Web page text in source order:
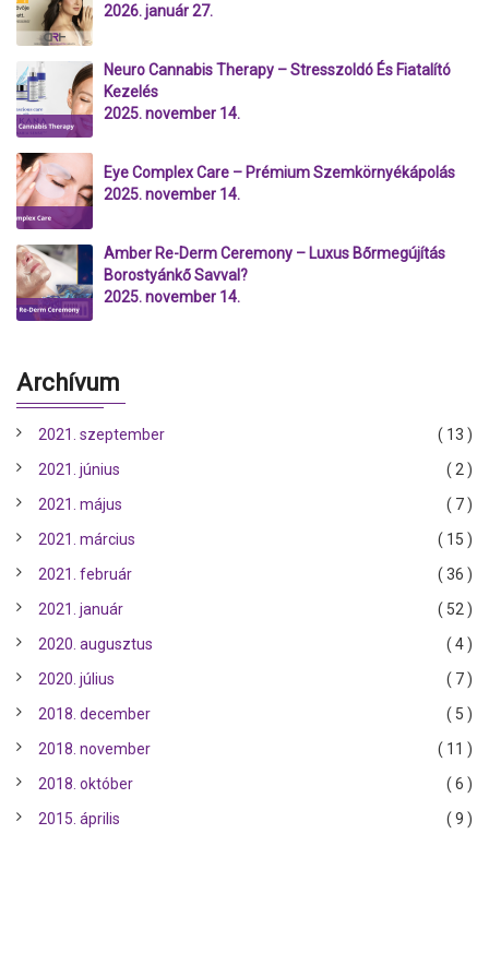
2026. január 27.
Neuro Cannabis Therapy – Stresszoldó És Fiatalító
Kezelés
2025. november 14.
Eye Complex Care – Prémium Szemkörnyékápolás
2025. november 14.
Amber Re-Derm Ceremony – Luxus Bőrmegújítás
Borostyánkő Savval?
2025. november 14.
Archívum
2021. szeptember
( 13 )
2021. június
( 2 )
2021. május
( 7 )
2021. március
( 15 )
2021. február
( 36 )
2021. január
( 52 )
2020. augusztus
( 4 )
2020. július
( 7 )
2018. december
( 5 )
2018. november
( 11 )
2018. október
( 6 )
2015. április
( 9 )